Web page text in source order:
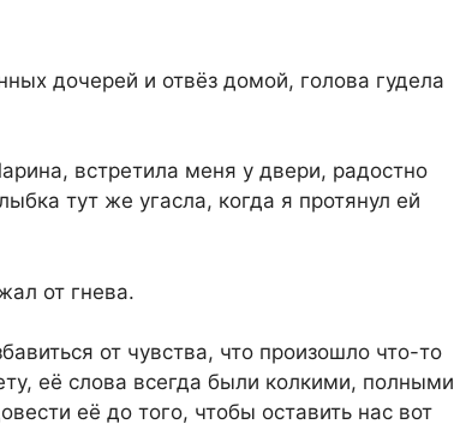
дочерей и отвёз домой, голова гудела
встретила меня у двери, радостно
тут же угасла, когда я протянул ей
от гнева.
от чувства, что произошло что-то
её слова всегда были колкими, полными
её до того, чтобы оставить нас вот